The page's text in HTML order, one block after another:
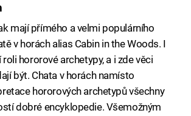
mají přímého a velmi populárního
v horách alias Cabin in the Woods. I
hororové archetypy, a i zde věci
být. Chata v horách namísto
hororových archetypů všechny
dobré encyklopedie. Všemožným